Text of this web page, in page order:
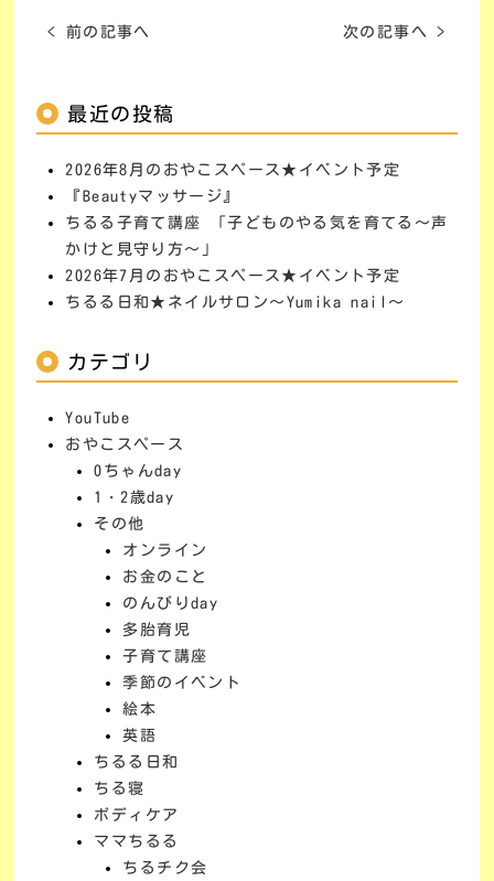
< 前の記事へ 次の記事へ >
最近の投稿
2026年8月のおやこスペース★イベント予定
『Beautyマッサージ』
ちるる子育て講座 「子どものやる気を育てる～声
かけと見守り方～」
2026年7月のおやこスペース★イベント予定
ちるる日和★ネイルサロン～Yumika nail～
カテゴリ
YouTube
おやこスペース
0ちゃんday
1・2歳day
その他
オンライン
お金のこと
のんびりday
多胎育児
子育て講座
季節のイベント
絵本
英語
ちるる日和
ちる寝
ボディケア
ママちるる
ちるチク会